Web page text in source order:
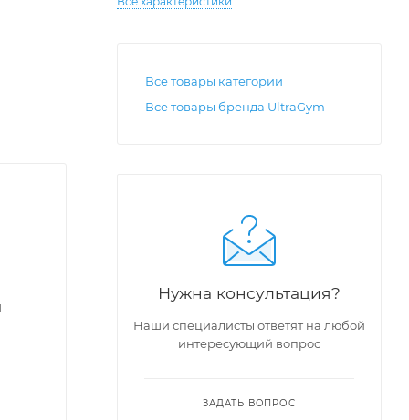
Все товары категории
Все товары бренда UltraGym
Нужна консультация?
Наши специалисты ответят на любой
интересующий вопрос
ЗАДАТЬ ВОПРОС